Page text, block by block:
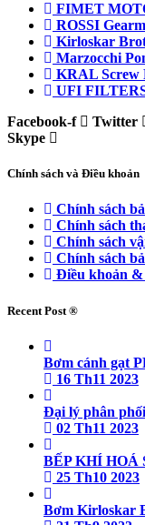
FIMET
ROSSI
Kirloskar
Marzocchi
KRAL Screw
UFI
Facebook-f
Twitter
Skype
Chính sách và Điều khoản
Chính sách
Chính sách
Chính sách
Chính sách
Điều khoản &
Recent Post ®
Bơm cánh gạt
16 Th11 2023
Đại lý phân
02 Th11 2023
BẾP KHÍ HOÁ
25 Th10 2023
Bơm Kirloskar